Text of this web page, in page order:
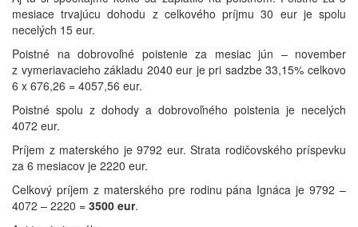
mesiace trvajúcu dohodu z celkového príjmu 30 eur je spolu
necelých 15 eur.
Poistné na dobrovoľné poistenie za mesiac jún – november
z vymeriavacieho základu 2040 eur je pri sadzbe 33,15% celkovo
6 x 676,26 = 4057,56 eur.
Poistné spolu z dohody a dobrovoľného poistenia je necelých
4072 eur.
Príjem z materského je 9792 eur. Strata rodičovského príspevku
za 6 mesiacov je 2220 eur.
Celkový príjem z materského pre rodinu pána Ignáca je 9792 –
4072 – 2220 = 3500 eur.